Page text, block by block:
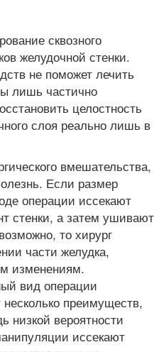
сквозного
желудочной стенки.
не поможет лечить
лишь частично
целостность
слоя реально лишь в
вмешательства,
Если размер
операции иссекают
стенки, а затем ушивают
то хирург
части желудка,
изменениям.
вид операции
преимуществ,
низкой вероятности
иссекают